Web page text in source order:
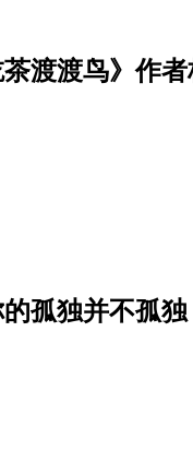
渡渡鸟》作
孤独并不孤